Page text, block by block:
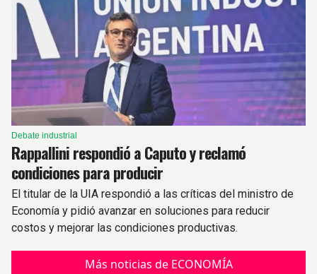
Debate industrial
Rappallini respondió a Caputo y reclamó
condiciones para producir
El titular de la UIA respondió a las críticas del ministro de
Economía y pidió avanzar en soluciones para reducir
costos y mejorar las condiciones productivas.
Más noticias de ECONOMÍA